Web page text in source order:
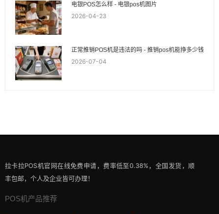
电银POS怎么样 - 电银pos机图片
2026-04-23
正常推销POS机是违法的吗 - 推销pos机能挣多少钱
2026-07-04
拉卡拉POS机官网在线免费申请，费率低至0.38%，全国发货，顺
丰包邮，个人及企业皆可办理！
POS机产品推荐